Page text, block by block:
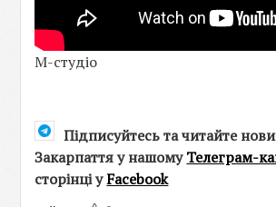
М-студіо
Підписуйтесь та читайте
Закарпаття у нашомуТелеграм-
сторінці уFacebook